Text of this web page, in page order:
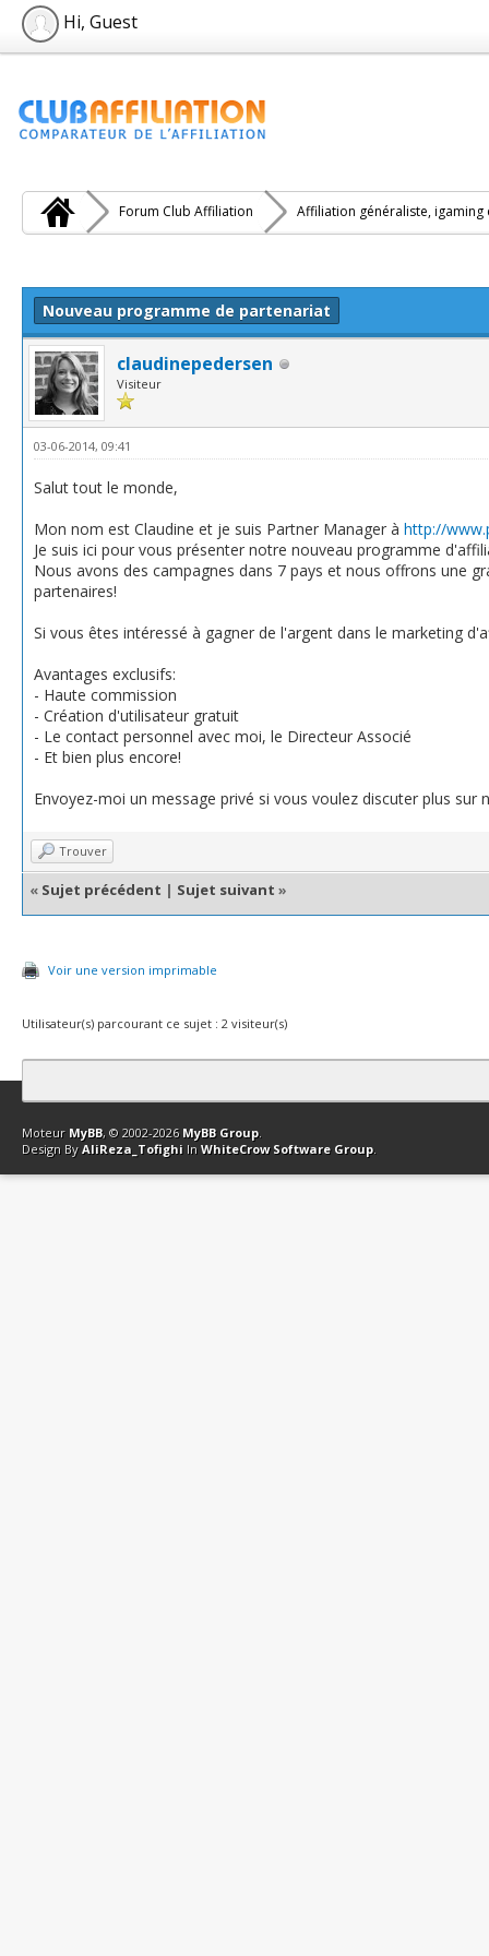
Hi, Guest
Forum Club Affiliation Affiliation généraliste, igaming
Nouveau programme de partenariat
claudinepedersen
Visiteur
03-06-2014, 09:41
Salut tout le monde,
Mon nom est Claudine et je suis Partner Manager à http://
Je suis ici pour vous présenter notre nouveau programme
Nous avons des campagnes dans 7 pays et nous offrons une
partenaires!
Si vous êtes intéressé à gagner de l'argent dans le marketing
Avantages exclusifs:
- Haute commission
- Création d'utilisateur gratuit
- Le contact personnel avec moi, le Directeur Associé
- Et bien plus encore!
Envoyez-moi un message privé si vous voulez discuter plus sur
Trouver
« Sujet précédent | Sujet suivant »
Voir une version imprimable
Utilisateur(s) parcourant ce sujet : 2 visiteur(s)
Contact Club Affiliation Retourner en haut Version bas-débit
Moteur MyBB, © 2002-2026 MyBB Group.
Design By AliReza_Tofighi In WhiteCrow Software Group.